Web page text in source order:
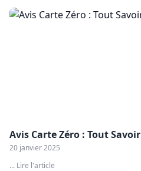
Avis Carte Zéro : Tout Savoir
20 janvier 2025
... Lire l'article